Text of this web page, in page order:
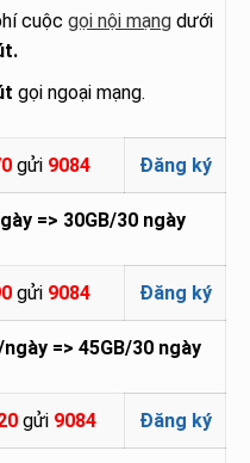
cuộcgọi nội mạng dưới
gọi ngoại mạng.
gửi 9084 Đăng ký
=> 30GB/30 ngày
gửi 9084 Đăng ký
ngày => 45GB/30 ngày
gửi 9084 Đăng ký